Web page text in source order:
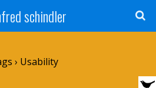
schindler
› Usability